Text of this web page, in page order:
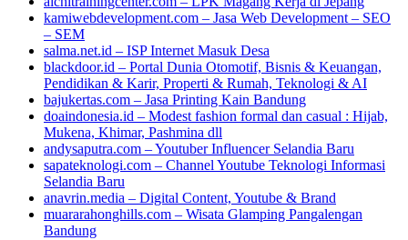
kamiwebdevelopment.com – Jasa Web Development – SEO
– SEM
salma.net.id – ISP Internet Masuk Desa
blackdoor.id – Portal Dunia Otomotif, Bisnis & Keuangan,
Pendidikan & Karir, Properti & Rumah, Teknologi & AI
bajukertas.com – Jasa Printing Kain Bandung
doaindonesia.id – Modest fashion formal dan casual : Hijab,
Mukena, Khimar, Pashmina dll
andysaputra.com – Youtuber Influencer Selandia Baru
sapateknologi.com – Channel Youtube Teknologi Informasi
Selandia Baru
anavrin.media – Digital Content, Youtube & Brand
muararahonghills.com – Wisata Glamping Pangalengan
Bandung